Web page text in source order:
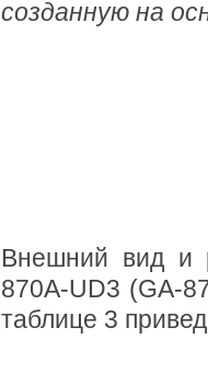
созданную на
Внешний вид и
870A-UD3 (GA-
таблице 3